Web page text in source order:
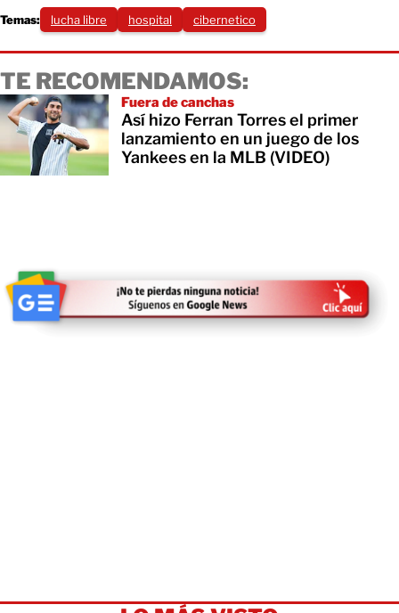
Temas: lucha libre hospital cibernetico
TE RECOMENDAMOS:
Fuera de canchas
Así hizo Ferran Torres el primer
lanzamiento en un juego de los
Yankees en la MLB (VIDEO)